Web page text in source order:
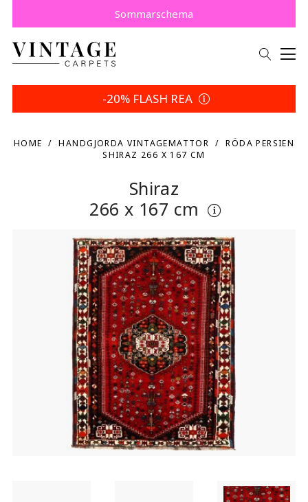
Spara 5 % | Dina returvillkor
Köp nu, betala senare med Klarna.
Sommarschema
-20% FLASH REA
HOME HANDGJORDA VINTAGEMATTOR
RÖDA PERSIEN
SHIRAZ 266 X 167 CM
Shiraz
266 x 167 cm